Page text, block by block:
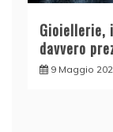
Gioiellerie,
davvero
9 Maggio